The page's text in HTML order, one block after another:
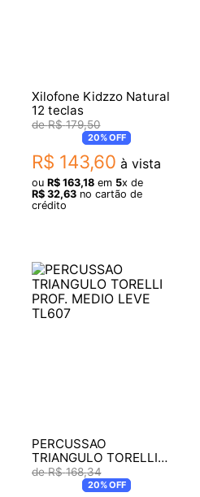
Xilofone Kidzzo Natural
12 teclas
R$ 179,50
20%OFF
R$ 143,60 à vista
ou R$ 163,18em 5x de
R$ 32,63no cartão de
crédito
PERCUSSAO
TRIANGULO TORELLI
PROF. MEDIO LEVE
R$ 168,34
20%OFF